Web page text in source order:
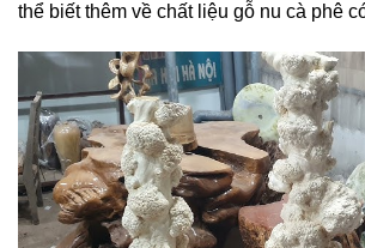
thể biết thêm về chất liệu gỗ nu cà phê